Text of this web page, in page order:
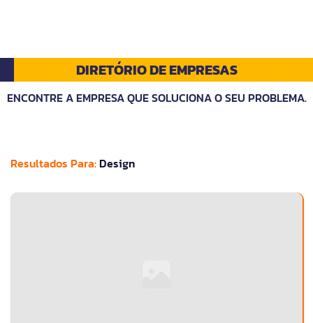
DIRETÓRIO DE EMPRESAS
ENCONTRE A EMPRESA QUE SOLUCIONA O SEU PROBLEMA.
Resultados Para: Design